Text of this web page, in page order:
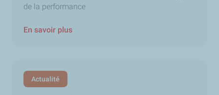
de la performance
En savoir plus
Actualité